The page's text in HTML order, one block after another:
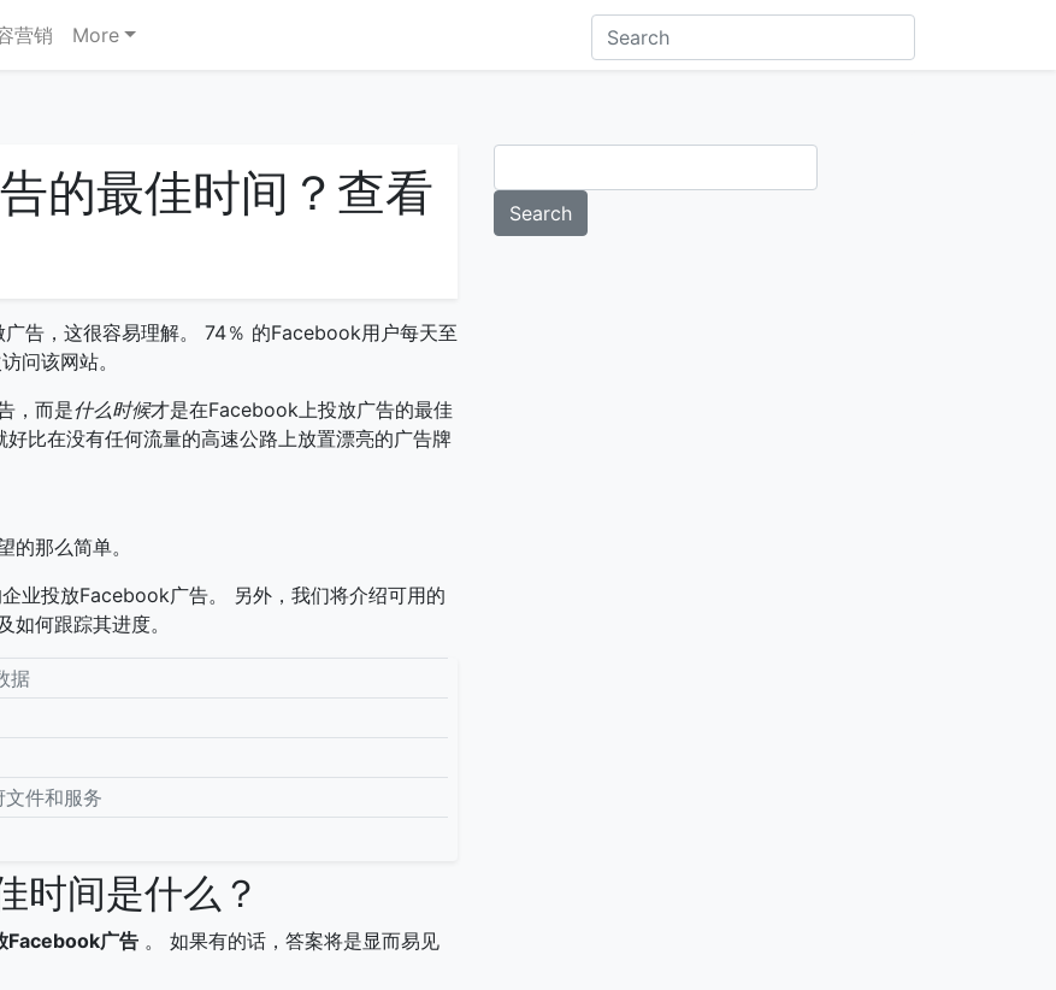
营销 More
的最佳时间？查看
告，这很容易理解。 74％ 的Facebook用户每天至
问该网站。
，而是什么时候才是在Facebook上投放广告的最佳
比在没有任何流量的高速公路上放置漂亮的广告牌
那么简单。
业投放Facebook广告。 另外，我们将介绍可用的
何跟踪其进度。
据
件和服务
时间是什么？
Facebook广告 。 如果有的话，答案将是显而易见
Search